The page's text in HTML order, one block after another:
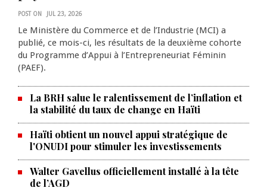
POST ON JUL 23, 2026
Le Ministère du Commerce et de l’Industrie (MCI) a
publié, ce mois-ci, les résultats de la deuxième cohorte
du Programme d’Appui à l’Entrepreneuriat Féminin
(PAEF).
La BRH salue le ralentissement de l’inflation et
la stabilité du taux de change en Haïti
Haïti obtient un nouvel appui stratégique de
l'ONUDI pour stimuler les investissements
Walter Gavellus officiellement installé à la tête
de l’AGD